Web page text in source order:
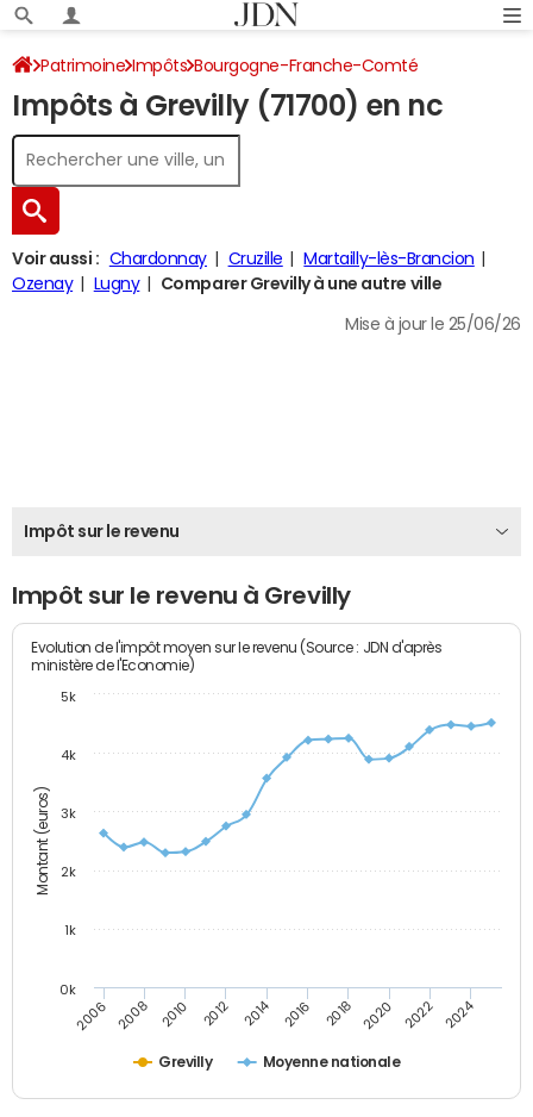
Patrimoine Impôts Bourgogne-Franche-Comté
Saône-et-Loire Grevilly Impôt sur le revenu
Impôts à Grevilly (71700) en nc
Voir aussi : Chardonnay Cruzille
Martailly-lès-Brancion
Ozenay
Lugny Comparer Grevilly à une autre ville
Mise à jour le 25/06/26
Impôt sur le revenu
Impôt sur le revenu à Grevilly
Montant (euros)
Evolution de l'impôt moyen sur le revenu (Source : JDN d'après
ministère de l'Economie)
Grevilly Moyenne nationale
2006 2008 2010 2012 2014 2016 2018 2020 2022 2024
0k
1k
2k
3k
4k
5k